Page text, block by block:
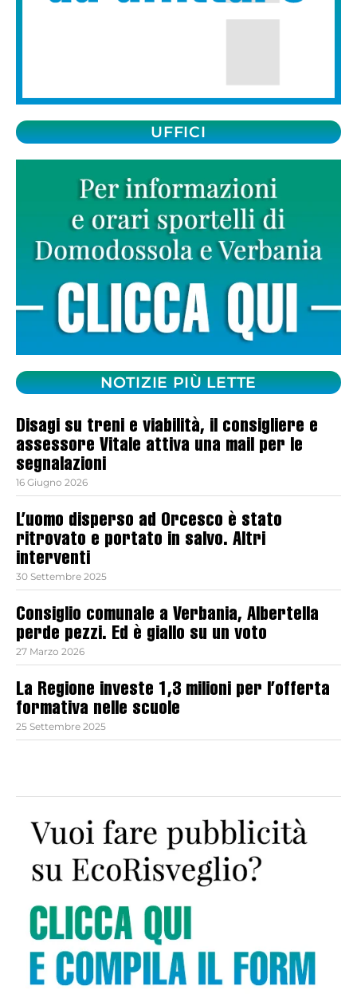
UFFICI
NOTIZIE PIÙ LETTE
Disagi su treni e viabilità, il consigliere e
assessore Vitale attiva una mail per le
segnalazioni
16 Giugno 2026
L’uomo disperso ad Orcesco è stato
ritrovato e portato in salvo. Altri
interventi
30 Settembre 2025
Consiglio comunale a Verbania, Albertella
perde pezzi. Ed è giallo su un voto
27 Marzo 2026
La Regione investe 1,3 milioni per l’offerta
formativa nelle scuole
25 Settembre 2025